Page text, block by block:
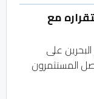
مع
على
المستثمرون